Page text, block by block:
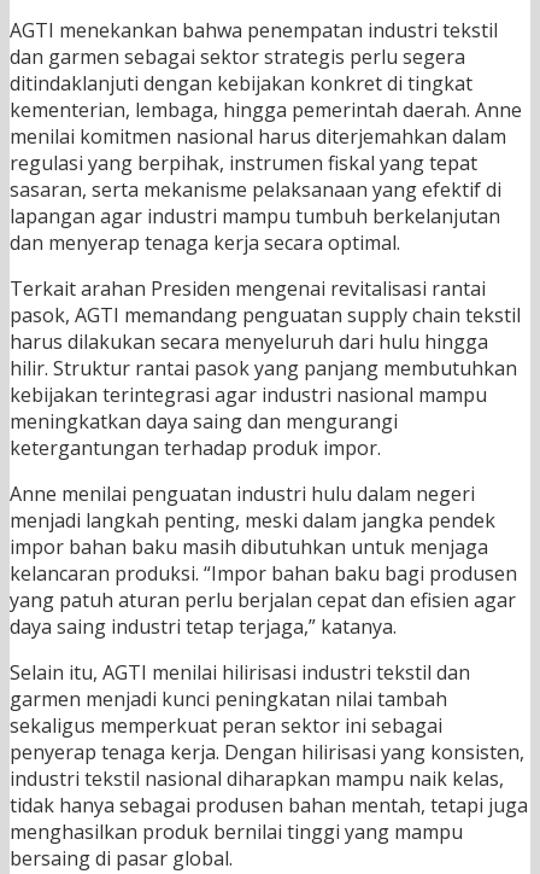
AGTI menekankan bahwa penempatan industri tekstil
dan garmen sebagai sektor strategis perlu segera
ditindaklanjuti dengan kebijakan konkret di tingkat
kementerian, lembaga, hingga pemerintah daerah. Anne
menilai komitmen nasional harus diterjemahkan dalam
regulasi yang berpihak, instrumen fiskal yang tepat
sasaran, serta mekanisme pelaksanaan yang efektif di
lapangan agar industri mampu tumbuh berkelanjutan
dan menyerap tenaga kerja secara optimal.
Terkait arahan Presiden mengenai revitalisasi rantai
pasok, AGTI memandang penguatan supply chain tekstil
harus dilakukan secara menyeluruh dari hulu hingga
hilir. Struktur rantai pasok yang panjang membutuhkan
kebijakan terintegrasi agar industri nasional mampu
meningkatkan daya saing dan mengurangi
ketergantungan terhadap produk impor.
Anne menilai penguatan industri hulu dalam negeri
menjadi langkah penting, meski dalam jangka pendek
impor bahan baku masih dibutuhkan untuk menjaga
kelancaran produksi. “Impor bahan baku bagi produsen
yang patuh aturan perlu berjalan cepat dan efisien agar
daya saing industri tetap terjaga,” katanya.
Selain itu, AGTI menilai hilirisasi industri tekstil dan
garmen menjadi kunci peningkatan nilai tambah
sekaligus memperkuat peran sektor ini sebagai
penyerap tenaga kerja. Dengan hilirisasi yang konsisten,
industri tekstil nasional diharapkan mampu naik kelas,
tidak hanya sebagai produsen bahan mentah, tetapi juga
menghasilkan produk bernilai tinggi yang mampu
bersaing di pasar global.